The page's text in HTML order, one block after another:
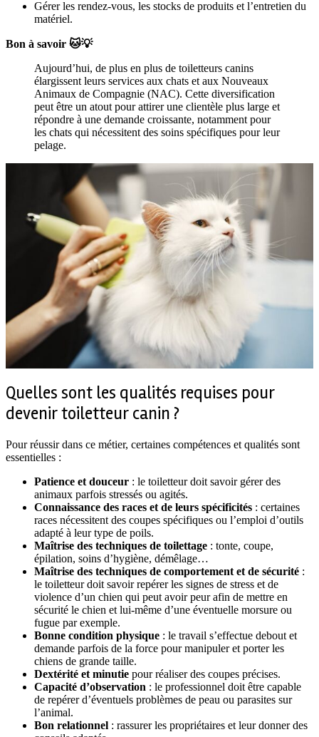
Gérer les rendez-vous, les stocks de produits et l’entretien du
matériel.
Bon à savoir 🐱💡
Aujourd’hui, de plus en plus de toiletteurs canins
élargissent leurs services aux chats et aux Nouveaux
Animaux de Compagnie (NAC). Cette diversification
peut être un atout pour attirer une clientèle plus large et
répondre à une demande croissante, notamment pour
les chats qui nécessitent des soins spécifiques pour leur
pelage.
Quelles sont les qualités requises pour
devenir toiletteur canin ?
Pour réussir dans ce métier, certaines compétences et qualités sont
essentielles :
Patience et douceur : le toiletteur doit savoir gérer des
animaux parfois stressés ou agités.
Connaissance des races et de leurs spécificités : certaines
races nécessitent des coupes spécifiques ou l’emploi d’outils
adapté à leur type de poils.
Maîtrise des techniques de toilettage : tonte, coupe,
épilation, soins d’hygiène, démêlage…
Maîtrise des techniques de comportement et de sécurité :
le toiletteur doit savoir repérer les signes de stress et de
violence d’un chien qui peut avoir peur afin de mettre en
sécurité le chien et lui-même d’une éventuelle morsure ou
fugue par exemple.
Bonne condition physique : le travail s’effectue debout et
demande parfois de la force pour manipuler et porter les
chiens de grande taille.
Dextérité et minutie pour réaliser des coupes précises.
Capacité d’observation : le professionnel doit être capable
de repérer d’éventuels problèmes de peau ou parasites sur
l’animal.
Bon relationnel : rassurer les propriétaires et leur donner des